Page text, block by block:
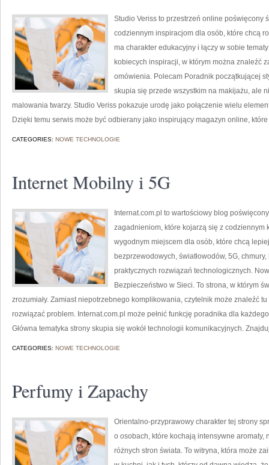
Studio Veriss to przestrzeń online poświęcony
codziennym inspiracjom dla osób, które chcą
ma charakter edukacyjny i łączy w sobie
kobiecych inspiracji, w którym można znaleźć
omówienia. Polecam Poradnik początkującej
skupia się przede wszystkim na makijażu, ale
malowania twarzy. Studio Veriss pokazuje urodę jako połączenie wielu
Dzięki temu serwis może być odbierany jako inspirujący magazyn online,
CATEGORIES: NOWE TECHNOLOGIE
Internet Mobilny i 5G
Internat.com.pl to wartościowy blog
zagadnieniom, które kojarzą się z codziennym
wygodnym miejscem dla osób, które chcą
bezprzewodowych, światłowodów, 5G,
praktycznych rozwiązań technologicznych.
Bezpieczeństwo w Sieci. To strona, w którym
zrozumiały. Zamiast niepotrzebnego komplikowania, czytelnik może znaleźć
rozwiązać problem. Internat.com.pl może pełnić funkcję poradnika dla
Główna tematyka strony skupia się wokół technologii komunikacyjnych.
CATEGORIES: NOWE TECHNOLOGIE
Perfumy i Zapachy
Orientalno-przyprawowy charakter tej strony
o osobach, które kochają intensywne
różnych stron świata. To witryna, która może